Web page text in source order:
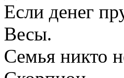
Если денег
Весы.
Семья никто